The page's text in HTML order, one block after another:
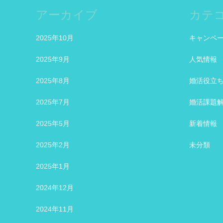
アーカイブ
2025年10月
2025年9月
2025年8月
2025年7月
2025年5月
2025年2月
2025年1月
2024年12月
2024年11月
カテ
キャンペ
人気情報
婚活役立
婚活課題
新着情報
未分類